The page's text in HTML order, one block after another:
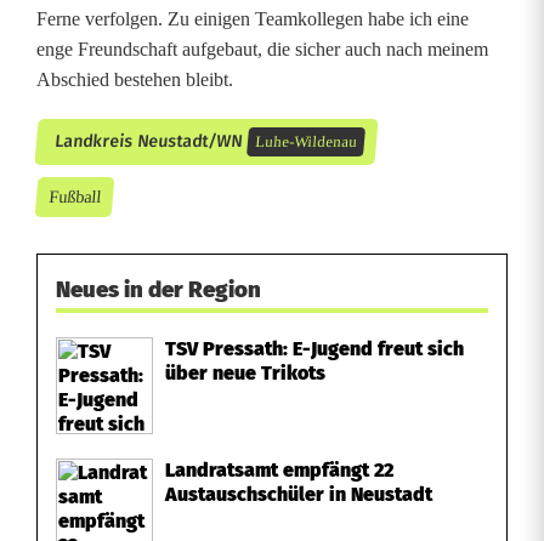
Ferne verfolgen. Zu einigen Teamkollegen habe ich eine
enge Freundschaft aufgebaut, die sicher auch nach meinem
Abschied bestehen bleibt.
Landkreis Neustadt/WN Luhe-Wildenau
Fußball
Neues in der Region
TSV Pressath: E-Jugend freut sich
über neue Trikots
Landratsamt empfängt 22
Austauschschüler in Neustadt